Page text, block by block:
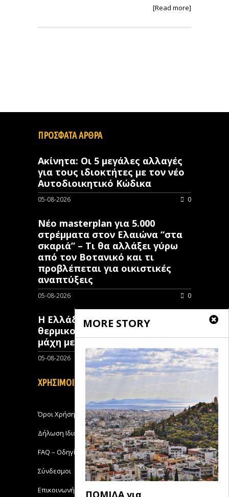
[Read more]
MORE STORY
ΠΟΜΙΔΑ για
ΠΡΟΣΦΑΤΑ ΑΡΘΡΑ
Ακίνητα: Οι 5 μεγάλες αλλαγές
για τους ιδιοκτήτες με τον νέο
Αυτοδιοικητικό Κώδικα
05-08-2026 0
Νέο masterplan για 5.000
στρέμματα στον Ελαιώνα “στα
σκαριά” – Τι θα αλλάξει γύρω
από τον Βοτανικό και τι
προβλέπεται για οικιστικές
αναπτύξεις
05-08-2026 0
Η Ελλάδα επιστρατεύει
θερμικούς δορυφόρους στη
μάχη με τις πυρκαγιές
05-08-2026 0
ΧΡΗΣΙΜΟΙ ΣΥΝΔΕΣΜΟΙ
Όροι Χρήσης
Δήλωση Ιδιωτικότητας
FAQ – Οδηγίες Χρήσης
Σύνδεσμοι
Επικοινωνήστε με το Michanikos-Online